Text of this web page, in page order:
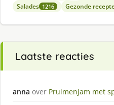
Salades 1216 Gezonde
Laatste reacties
anna over Pruimenjam met